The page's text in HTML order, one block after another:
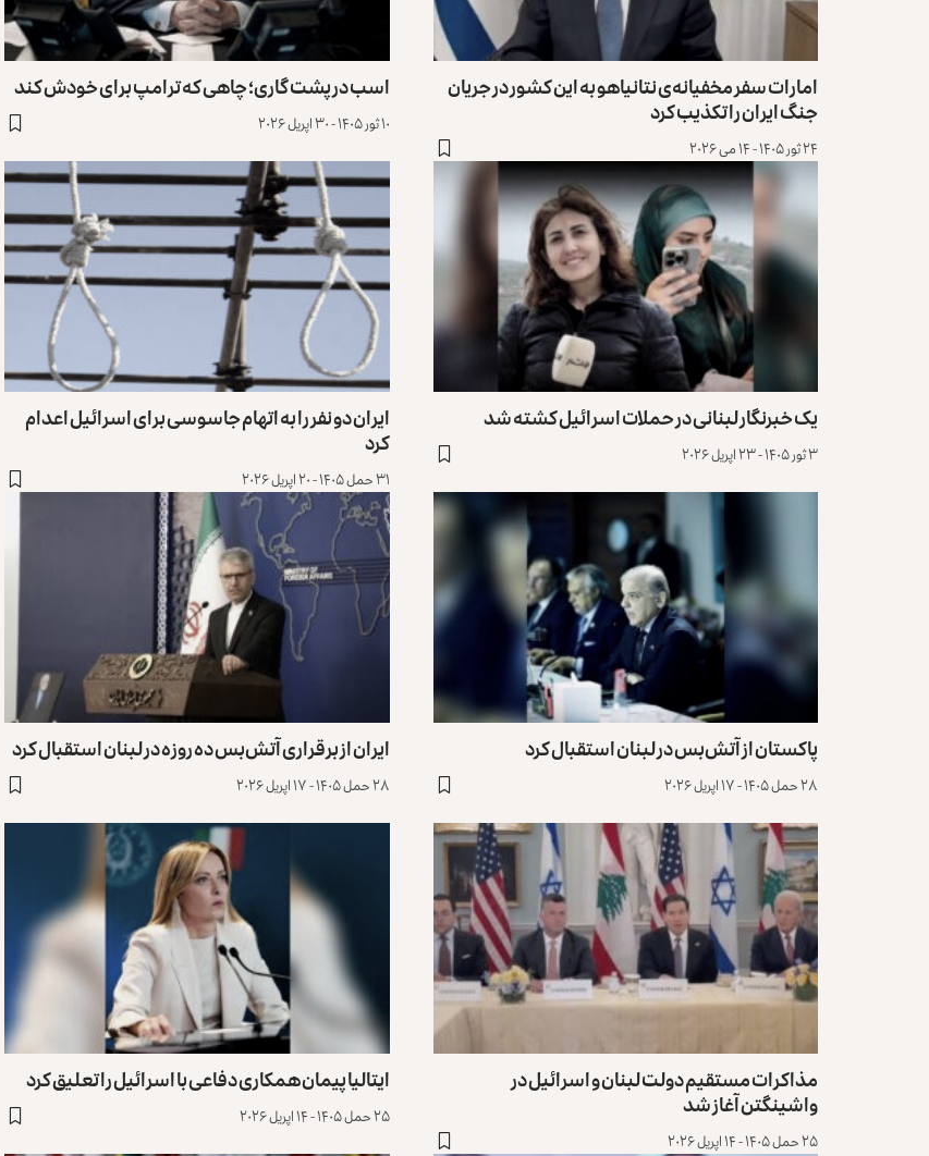
امارات سفر مخفیانه‌ی نتانیاهو به این کشور در جریان
جنگ ایران را تکذیب کرد
۲۴ ثور ۱۴۰۵ - ۱۴ می ۲۰۲۶
اسب در پشت گاری؛ چاهی که ترامپ برای خودش کند
۱۰ ثور ۱۴۰۵ - ۳۰ اپریل ۲۰۲۶
یک خبرنگار لبنانی در حملات اسرائیل کشته شد
۳ ثور ۱۴۰۵ - ۲۳ اپریل ۲۰۲۶
ایران دو نفر را به اتهام جاسوسی برای اسرائیل اعدام
کرد
۳۱ حمل ۱۴۰۵ - ۲۰ اپریل ۲۰۲۶
پاکستان از آتش‌بس در لبنان استقبال کرد
۲۸ حمل ۱۴۰۵ - ۱۷ اپریل ۲۰۲۶
ایران از برقراری آتش‌بس ده روزه در لبنان استقبال کرد
۲۸ حمل ۱۴۰۵ - ۱۷ اپریل ۲۰۲۶
مذاکرات مستقیم دولت لبنان و اسرائیل در
واشینگتن آغاز شد
۲۵ حمل ۱۴۰۵ - ۱۴ اپریل ۲۰۲۶
ایتالیا پیمان همکاری دفاعی با اسرائیل را تعلیق کرد
۲۵ حمل ۱۴۰۵ - ۱۴ اپریل ۲۰۲۶